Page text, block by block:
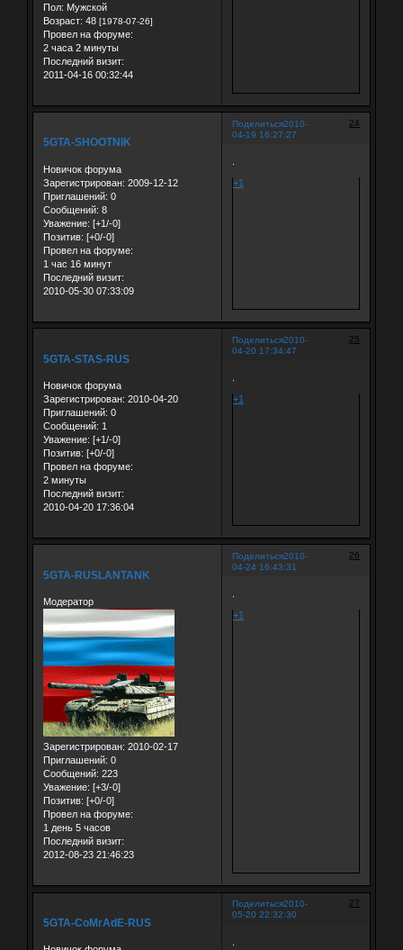
Пол: Мужской
Возраст: 48 [1978-07-26]
Провел на форуме:
2 часа 2 минуты
Последний визит:
2011-04-16 00:32:44
Поделиться 24
2010-
04-19 16:27:27
5GTA-SHOOTNIK
Новичок форума
Зарегистрирован: 2009-12-12
Приглашений: 0
Сообщений: 8
Уважение: [+1/-0]
Позитив: [+0/-0]
Провел на форуме:
1 час 16 минут
Последний визит:
2010-05-30 07:33:09
+1
Поделиться 25
2010-
04-20 17:34:47
5GTA-STAS-RUS
Новичок форума
Зарегистрирован: 2010-04-20
Приглашений: 0
Сообщений: 1
Уважение: [+1/-0]
Позитив: [+0/-0]
Провел на форуме:
2 минуты
Последний визит:
2010-04-20 17:36:04
+1
Поделиться 26
2010-
04-24 16:43:31
5GTA-RUSLANTANK
Модератор
Зарегистрирован: 2010-02-17
Приглашений: 0
Сообщений: 223
Уважение: [+3/-0]
Позитив: [+0/-0]
Провел на форуме:
1 день 5 часов
Последний визит:
2012-08-23 21:46:23
.
+1
Поделиться 27
2010-
05-20 22:32:30
5GTA-CoMrAdE-RUS